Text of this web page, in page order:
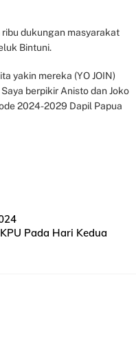
dukungan masyarakat
Bintuni.
yakin mereka (YO JOIN)
berpikir Anisto dan Joko
2024-2029 Dapil Papua
Pada Hari Kedua